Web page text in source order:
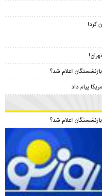
کرد!
اعلام شد؟
پیام داد
اعلام شد؟